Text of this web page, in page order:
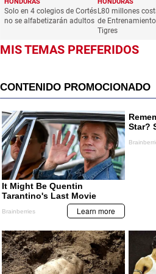
Solo en 4 colegios de Cortés
no se alfabetizarán adultos
L80 millones
de
Tigres
MIS TEMAS PREFERIDOS